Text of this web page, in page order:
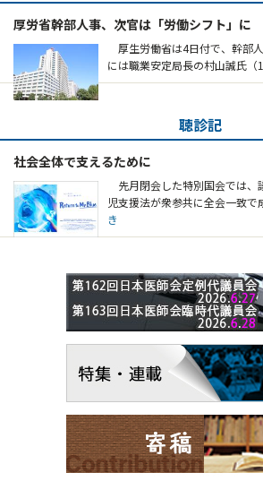
厚労省幹部人事、次官は「労働シフト」に
厚生労働省は4日付で、幹部
には職業安定局長の村山誠氏（
聴診記
社会全体で支えるために
先月閉会した特別国会では、
児支援法が衆参共に全会一致で
き